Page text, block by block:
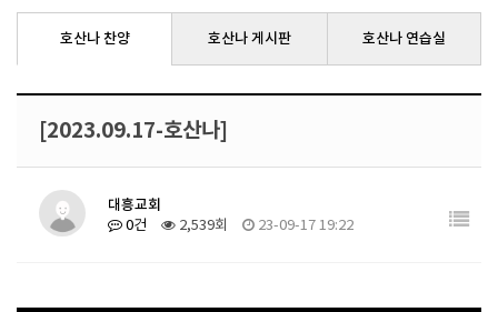
호산나 찬양 호산나 게시판 호산나 연습실
[2023.09.17-호산나]
대흥교회
0건 2,539회 23-09-17 19:22